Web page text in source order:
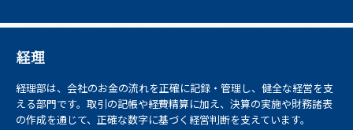
経理
経理部は、会社のお金の流れを正確に記録・管理し、健全な経営を支
える部門です。取引の記帳や経費精算に加え、決算の実施や財務諸表
の作成を通じて、正確な数字に基づく経営判断を支えています。